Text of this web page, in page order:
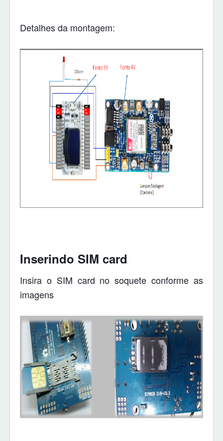
Detalhes da montagem:
Inserindo SIM card
Insira o SIM card no soquete conforme as
imagens